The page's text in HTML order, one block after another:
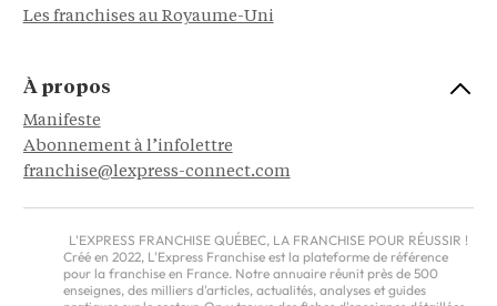
Les franchises au Royaume-Uni
À propos
Manifeste
Abonnement à l’infolettre
franchise@lexpress-connect.com
L'EXPRESS FRANCHISE QUÉBEC, LA FRANCHISE POUR RÉUSSIR !
Créé en 2022, L'Express Franchise est la plateforme de référence
pour la franchise en France. Notre annuaire réunit près de 500
enseignes, des milliers d'articles, actualités, analyses et guides